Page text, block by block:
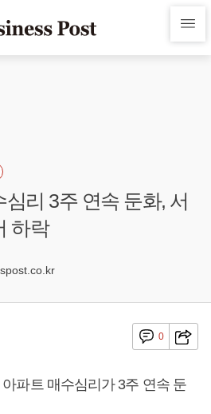
리 3주 연속 둔화, 서
하락
0
파트 매수심리가 3주 연속 둔